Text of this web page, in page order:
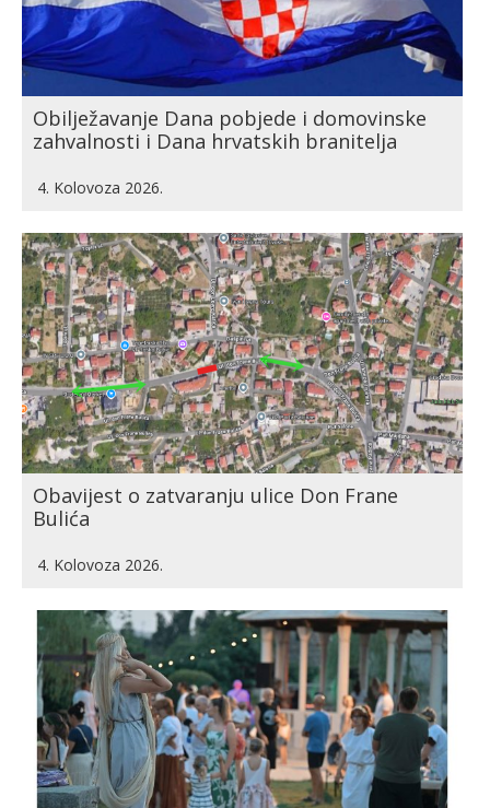
Obilježavanje Dana pobjede i domovinske
zahvalnosti i Dana hrvatskih branitelja
4. Kolovoza 2026.
Obavijest o zatvaranju ulice Don Frane
Bulića
4. Kolovoza 2026.